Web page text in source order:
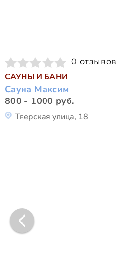
0 отзывов
САУНЫ И БАНИ
Сауна Максим
800 - 1000 руб.
Тверская улица, 18